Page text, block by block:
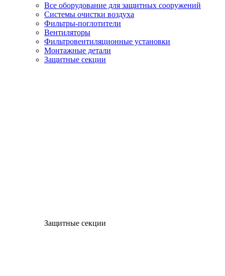
Все оборудование для защитных сооружений
Системы очистки воздуха
Фильтры-поглотители
Вентиляторы
Фильтровентиляционные установки
Монтажные детали
Защитные секции
Защитные секции